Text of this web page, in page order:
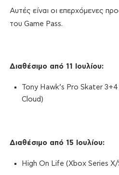
Αυτές είναι οι επερχόμενες
του Game Pass.
Διαθέσιμο από 11 Ιουλίου:
Tony Hawk’s Pro Skater
Cloud)
Διαθέσιμο από 15 Ιουλίου:
High On Life (Xbox Series X/